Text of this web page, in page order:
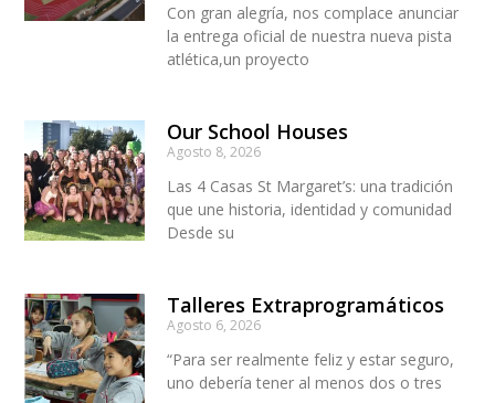
Con gran alegría, nos complace anunciar
la entrega oficial de nuestra nueva pista
atlética,un proyecto
Our School Houses
Agosto 8, 2026
Las 4 Casas St Margaret’s: una tradición
que une historia, identidad y comunidad
Desde su
Talleres Extraprogramáticos
Agosto 6, 2026
“Para ser realmente feliz y estar seguro,
uno debería tener al menos dos o tres